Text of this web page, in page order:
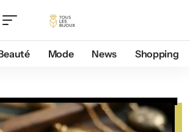
Mode News Shopping